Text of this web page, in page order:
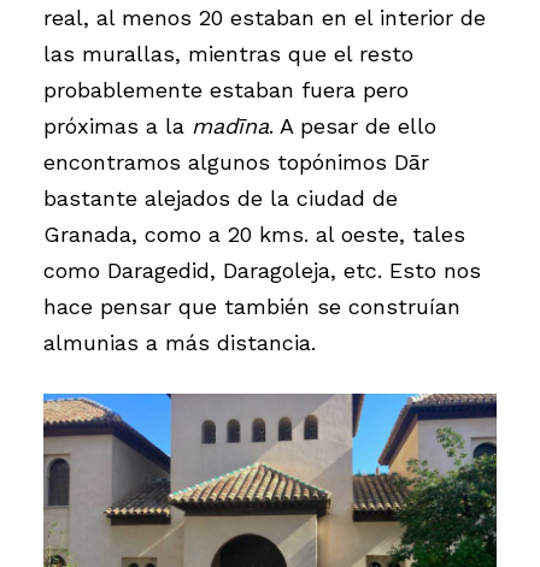
real, al menos 20 estaban en el interior de
las murallas, mientras que el resto
probablemente estaban fuera pero
próximas a la madīna. A pesar de ello
encontramos algunos topónimos Dār
bastante alejados de la ciudad de
Granada, como a 20 kms. al oeste, tales
como Daragedid, Daragoleja, etc. Esto nos
hace pensar que también se construían
almunias a más distancia.